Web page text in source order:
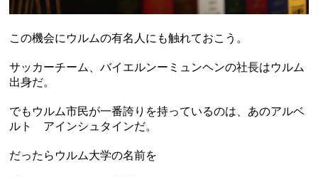
この機会にウルムの有名人にも触れておこう。
サッカーチーム、バイエルンーミュンヘンの社長はウルム
出身だ。
でもウルム市民が一番誇りを持っているのは、あのアルベ
ルト アインシュタインだ。
だったらウルム大学の名前を